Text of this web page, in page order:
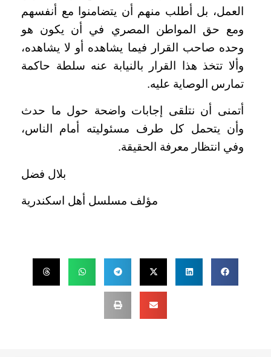
العمل، بل أطلب منهم أن يتضامنوا مع أنفسهم
ومع حق المواطن المصري في أن يكون هو
وحده صاحب القرار فيما يشاهده أو لا يشاهده،
وألا تتخذ هذا القرار بالنيابة عنه سلطة حاكمة
تمارس الوصاية عليه.
أتمنى أن نتلقى إجابات واضحة حول ما حدث
وأن يتحمل كل طرف مسئوليته أمام الناس،
وفي انتظار معرفة الحقيقة.
بلال فضل
مؤلف مسلسل أهل اسكندرية